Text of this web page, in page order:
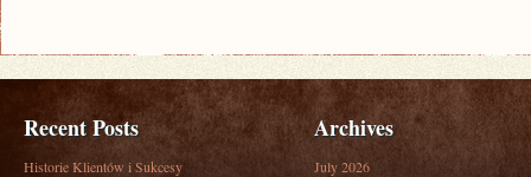
Recent Posts
Historie Klientów i Sukcesy
Archives
July 2026